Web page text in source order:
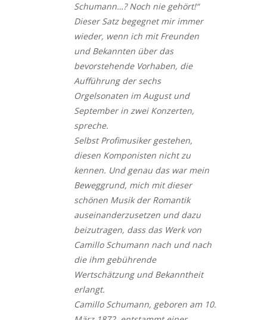
Schumann…? Noch nie gehört!“
Dieser Satz begegnet mir immer
wieder, wenn ich mit Freunden
und Bekannten über das
bevorstehende Vorhaben, die
Aufführung der sechs
Orgelsonaten im August und
September in zwei Konzerten,
spreche.
Selbst Profimusiker gestehen,
diesen Komponisten nicht zu
kennen. Und genau das war mein
Beweggrund, mich mit dieser
schönen Musik der Romantik
auseinanderzusetzen und dazu
beizutragen, dass das Werk von
Camillo Schumann nach und nach
die ihm gebührende
Wertschätzung und Bekanntheit
erlangt.
Camillo Schumann, geboren am 10.